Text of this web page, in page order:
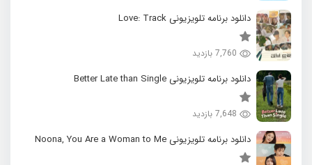
دانلود برنامه تلویزیونی Love: Track
7,760 بازدید
دانلود برنامه تلویزیونی Better Late than Single
7,648 بازدید
دانلود برنامه تلویزیونی Noona, You Are a Woman to Me